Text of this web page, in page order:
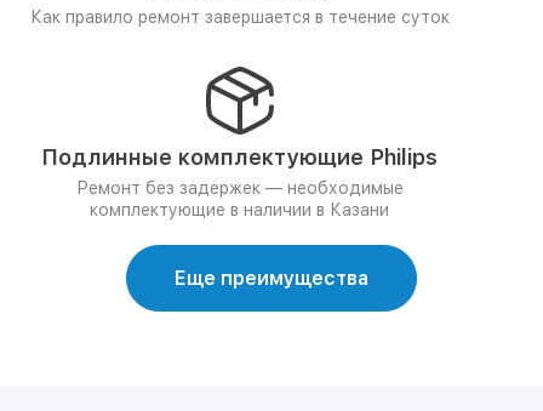
Как правило ремонт завершается в течение суток
Подлинные комплектующие Philips
Ремонт без задержек — необходимые
комплектующие в наличии в Казани
Еще преимущества